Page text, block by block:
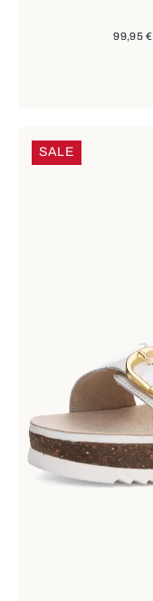
99,95 €
SALE